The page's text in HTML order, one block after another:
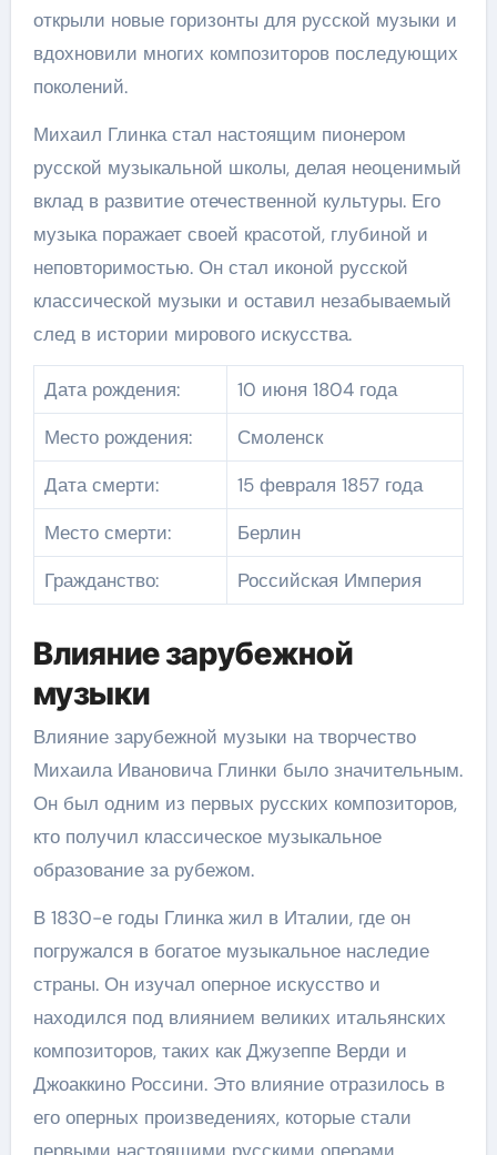
открыли новые горизонты для русской музыки и
вдохновили многих композиторов последующих
поколений.
Михаил Глинка стал настоящим пионером
русской музыкальной школы, делая неоценимый
вклад в развитие отечественной культуры. Его
музыка поражает своей красотой, глубиной и
неповторимостью. Он стал иконой русской
классической музыки и оставил незабываемый
след в истории мирового искусства.
Дата рождения:
10 июня 1804 года
Место рождения:
Смоленск
Дата смерти:
15 февраля 1857 года
Место смерти:
Берлин
Гражданство:
Российская Империя
Влияние зарубежной
музыки
Влияние зарубежной музыки на творчество
Михаила Ивановича Глинки было значительным.
Он был одним из первых русских композиторов,
кто получил классическое музыкальное
образование за рубежом.
В 1830-е годы Глинка жил в Италии, где он
погружался в богатое музыкальное наследие
страны. Он изучал оперное искусство и
находился под влиянием великих итальянских
композиторов, таких как Джузеппе Верди и
Джоаккино Россини. Это влияние отразилось в
его оперных произведениях, которые стали